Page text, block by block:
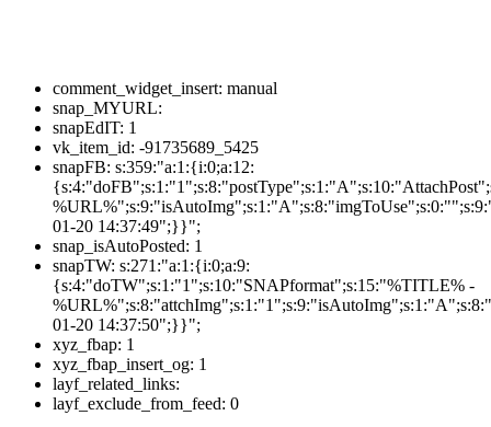
comment_widget_insert: manual
snap_MYURL:
snapEdIT: 1
vk_item_id: -91735689_5425
snapFB: s:359:"a:1:{i:0;a:12:
01-20 14:37:49";}}";
snap_isAutoPosted: 1
snapTW: s:271:"a:1:{i:0;a:9:
{s:4:"doTW";s:1:"1";s:10:"SNAPformat";s:15:"%TITLE% -
01-20 14:37:50";}}";
xyz_fbap: 1
xyz_fbap_insert_og: 1
layf_related_links:
layf_exclude_from_feed: 0